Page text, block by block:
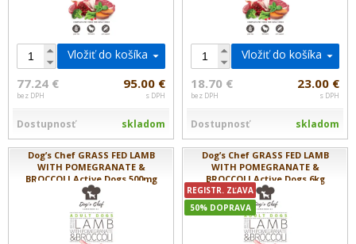
Vložiť do košíka
77.24 €
bez DPH
95.00 €
s DPH
Dostupnosť skladom
Vložiť do košíka
18.70 €
bez DPH
23.00 €
s DPH
Dostupnosť skladom
Dog’s Chef GRASS FED LAMB
WITH POMEGRANATE &
BROCCOLI Active Dogs 500mg
Dog’s Chef GRASS FED LAMB
WITH POMEGRANATE &
BROCCOLI Active Dogs 6kg
REGISTR. ZĽAVA
50% DOPRAVA